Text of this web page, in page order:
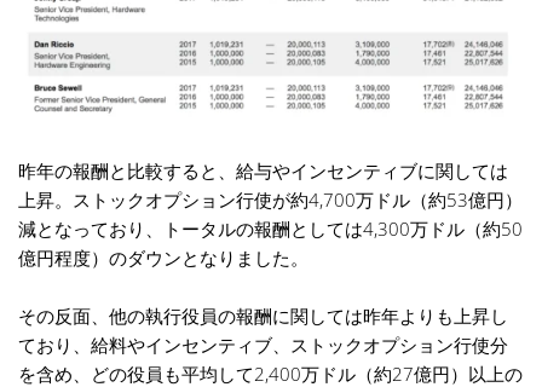
昨年の報酬と比較すると、給与やインセンティブに関しては
上昇。ストックオプション行使が約4,700万ドル（約53億円）
減となっており、トータルの報酬としては4,300万ドル（約50
億円程度）のダウンとなりました。
その反面、他の執行役員の報酬に関しては昨年よりも上昇し
ており、給料やインセンティブ、ストックオプション行使分
を含め、どの役員も平均して2,400万ドル（約27億円）以上の